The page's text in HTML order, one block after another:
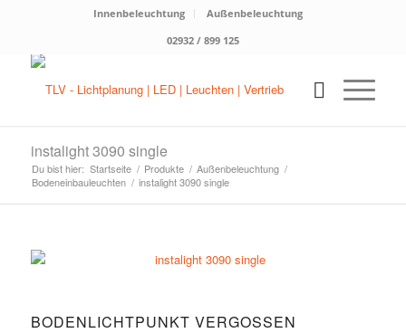
Innenbeleuchtung
Außenbeleuchtung
02932 / 899 125
instalight 3090 single
Du bist hier: Startseite / Produkte / Außenbeleuchtung /
Bodeneinbauleuchten / instalight 3090 single
BODENLICHTPUNKT VERGOSSEN